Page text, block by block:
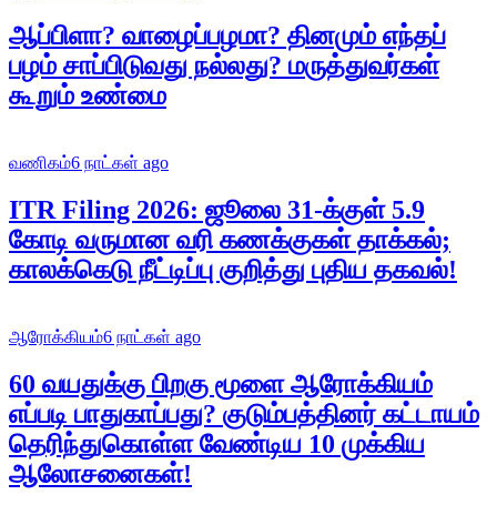
ஆப்பிளா? வாழைப்பழமா? தினமும் எந்தப்
பழம் சாப்பிடுவது நல்லது? மருத்துவர்கள்
கூறும் உண்மை
வணிகம்6 நாட்கள் ago
ITR Filing 2026: ஜூலை 31-க்குள் 5.9
கோடி வருமான வரி கணக்குகள் தாக்கல்;
காலக்கெடு நீட்டிப்பு குறித்து புதிய தகவல்!
ஆரோக்கியம்6 நாட்கள் ago
60 வயதுக்கு பிறகு மூளை ஆரோக்கியம்
எப்படி பாதுகாப்பது? குடும்பத்தினர் கட்டாயம்
தெரிந்துகொள்ள வேண்டிய 10 முக்கிய
ஆலோசனைகள்!